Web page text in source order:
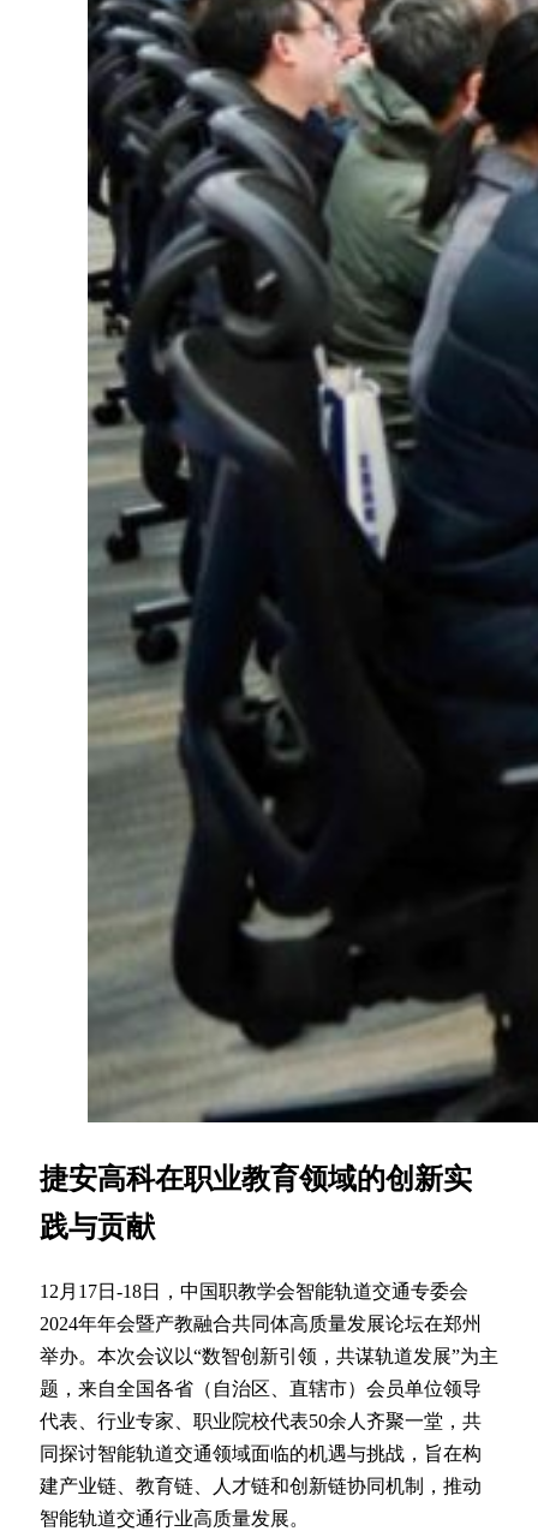
捷安高科在职业教育领域的创新实
践与贡献
12月17日-18日，中国职教学会智能轨道交通专委会
2024年年会暨产教融合共同体高质量发展论坛在郑州
举办。本次会议以“数智创新引领，共谋轨道发展”为主
题，来自全国各省（自治区、直辖市）会员单位领导
代表、行业专家、职业院校代表50余人齐聚一堂，共
同探讨智能轨道交通领域面临的机遇与挑战，旨在构
建产业链、教育链、人才链和创新链协同机制，推动
智能轨道交通行业高质量发展。